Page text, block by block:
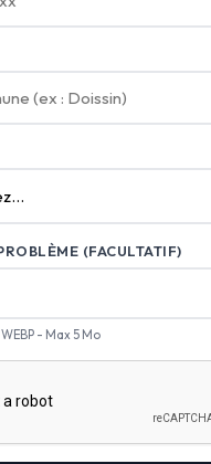
(FACULTATIF)
- Max 5 Mo